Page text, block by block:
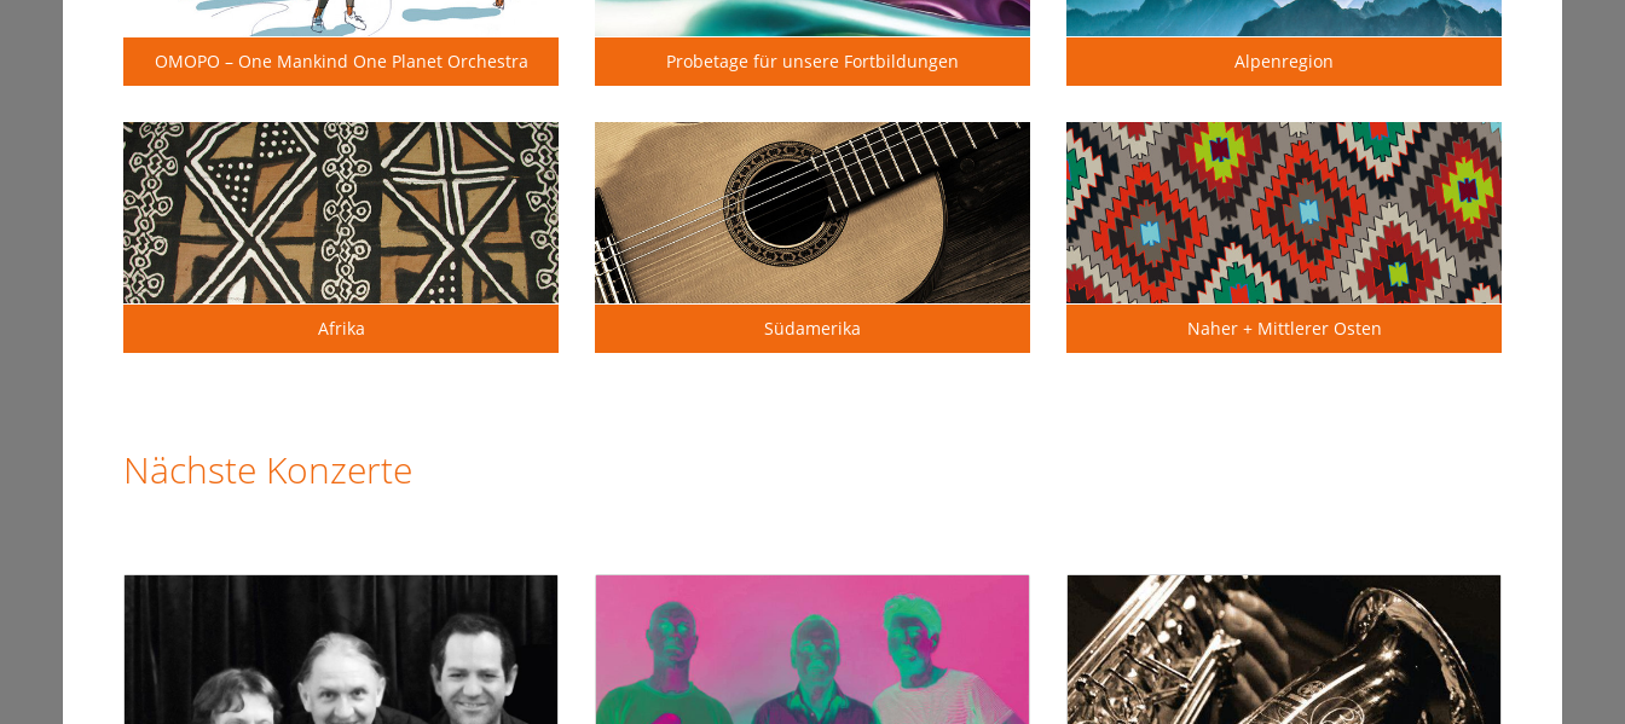
OMOPO – One Mankind One Planet Orchestra Probetage für unsere Fortbildungen Alpenregion
Afrika Südamerika Naher + Mittlerer Osten
Nächste Konzerte